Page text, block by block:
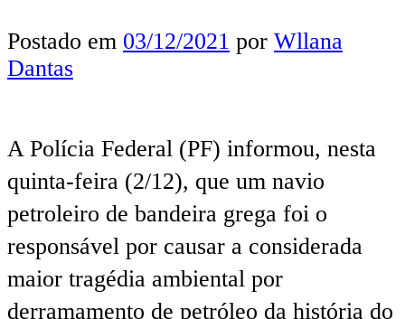
Postado em 03/12/2021 por Wllana
Dantas
A Polícia Federal (PF) informou, nesta
quinta-feira (2/12), que um navio
petroleiro de bandeira grega foi o
responsável por causar a considerada
maior tragédia ambiental por
derramamento de petróleo da história do